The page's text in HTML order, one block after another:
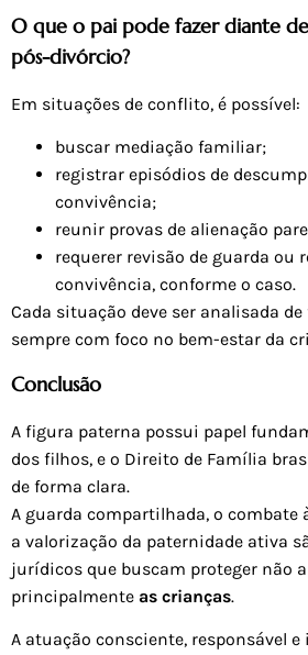
O que o pai pode fazer diante
pós-divórcio?
Em situações de conflito, é possível:
buscar mediação familiar;
registrar episódios de
convivência;
reunir provas de alienação
requerer revisão de guarda ou
convivência, conforme o caso.
Cada situação deve ser analisada
sempre com foco no bem-estar da
Conclusão
A figura paterna possui papel
dos filhos, e o Direito de Família
de forma clara.
A guarda compartilhada, o combate
a valorização da paternidade ativa
jurídicos que buscam proteger não
principalmente as crianças.
A atuação consciente, responsável